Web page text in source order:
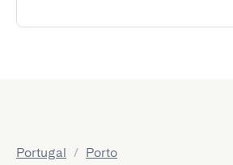
Portugal / Porto